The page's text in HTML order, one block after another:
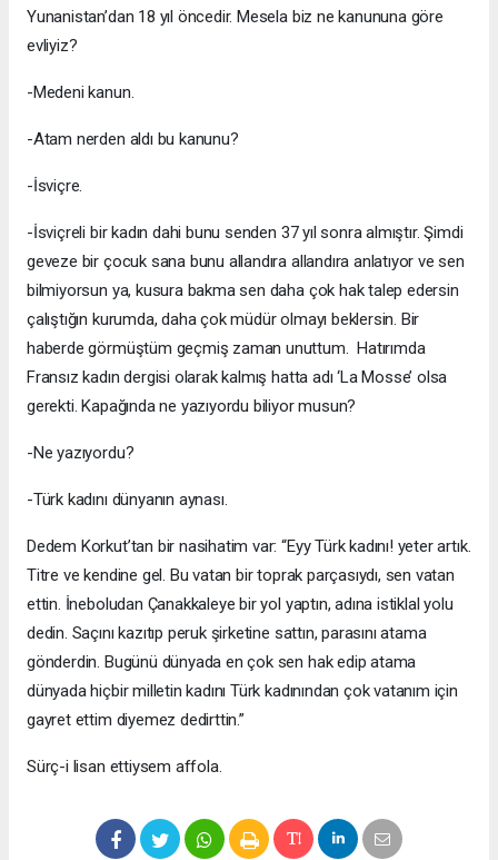
Yunanistan’dan 18 yıl öncedir. Mesela biz ne kanununa göre
evliyiz?
-Medeni kanun.
-Atam nerden aldı bu kanunu?
-İsviçre.
-İsviçreli bir kadın dahi bunu senden 37 yıl sonra almıştır. Şimdi
geveze bir çocuk sana bunu allandıra allandıra anlatıyor ve sen
bilmiyorsun ya, kusura bakma sen daha çok hak talep edersin
çalıştığın kurumda, daha çok müdür olmayı beklersin. Bir
haberde görmüştüm geçmiş zaman unuttum. Hatırımda
Fransız kadın dergisi olarak kalmış hatta adı ‘La Mosse’ olsa
gerekti. Kapağında ne yazıyordu biliyor musun?
-Ne yazıyordu?
-Türk kadını dünyanın aynası.
Dedem Korkut’tan bir nasihatim var: “Eyy Türk kadını! yeter artık.
Titre ve kendine gel. Bu vatan bir toprak parçasıydı, sen vatan
ettin. İneboludan Çanakkaleye bir yol yaptın, adına istiklal yolu
dedin. Saçını kazıtıp peruk şirketine sattın, parasını atama
gönderdin. Bugünü dünyada en çok sen hak edip atama
dünyada hiçbir milletin kadını Türk kadınından çok vatanım için
gayret ettim diyemez dedirttin.”
Sürç-i lisan ettiysem affola.